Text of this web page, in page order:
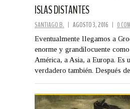
ISLAS DISTANTES
SANTIAGO B. | AGOSTO 3, 2016 | 0
Eventualmente llegamos a
enorme y grandilocuente
América, a Asia, a Europa. Es
verdadero también. Después